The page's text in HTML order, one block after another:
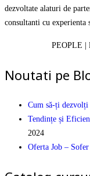
dezvoltate alaturi de
consultanti cu experienta
PEOPLE |
Noutati pe
Cum să-ți
Tendințe și
2024
Oferta Job –